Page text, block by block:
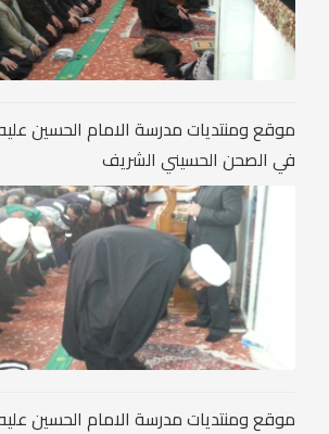
موقع ومنتديات مدرسة الامام الحسين عليه
في الصحن الحسيني الشريف
موقع ومنتديات مدرسة الامام الحسين عليه